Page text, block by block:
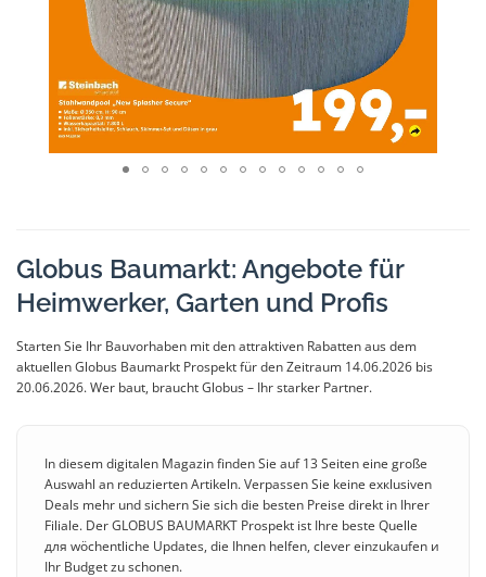
Globus Baumarkt: Angebote für
Heimwerker, Garten und Profis
Starten Sie Ihr Bauvorhaben mit den attraktiven Rabatten aus dem
aktuellen Globus Baumarkt Prospekt für den Zeitraum 14.06.2026 bis
20.06.2026. Wer baut, braucht Globus – Ihr starker Partner.
In diesem digitalen Magazin finden Sie auf 13 Seiten eine große
Auswahl an reduzierten Artikeln. Verpassen Sie keine exкlusiven
Deals mehr und sichern Sie sich die besten Preise direkt in Ihrer
Filiale. Der GLOBUS BAUMARKT Prospekt ist Ihre beste Quelle
для wöchentliche Updates, die Ihnen helfen, clever einzukaufen и
Ihr Budget zu schonen.